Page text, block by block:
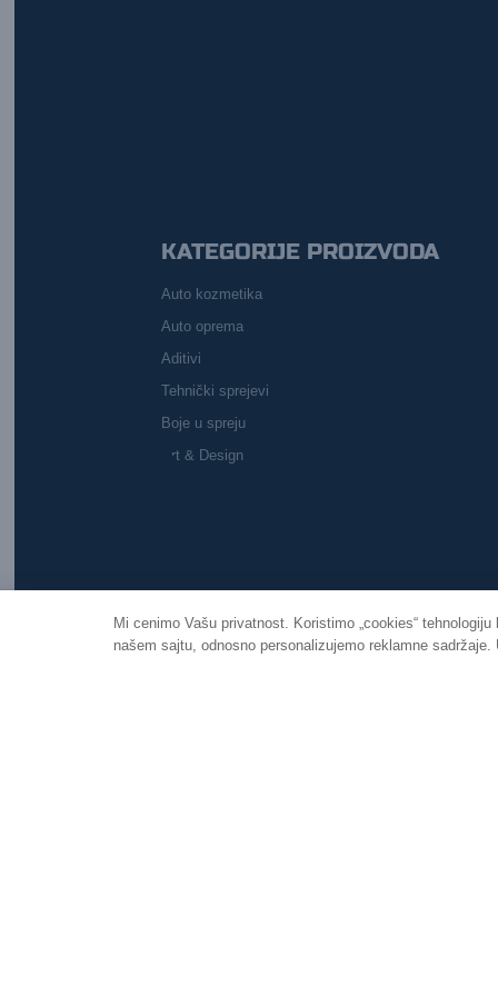
KATEGORIJE PROIZVODA
Auto kozmetika
Auto oprema
Aditivi
Tehnički sprejevi
Boje u spreju
Art & Design
Mi cenimo Vašu privatnost. Koristimo „cookies“
našem sajtu, odnosno personalizujemo reklamne